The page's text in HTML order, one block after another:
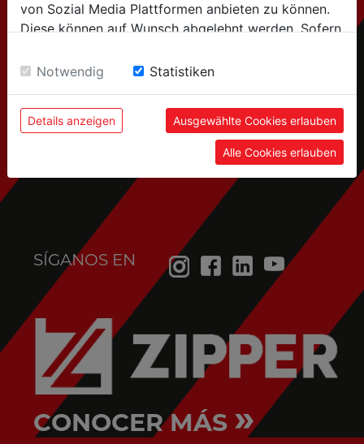
para consultas generales
(Información sobre productos, empresa,...):
Servicio postventa
(piezas de recambio, solicitudes de servicio,...):
SÍGANOS EN
CONOCER MÁS »
von Sozial Media Plattformen anbieten zu können.
Diese können auf Wunsch abgelehnt werden. Sofern
Einwilligung zu unseren Cookies.
Notwendig Statistiken
Details anzeigen Ausgewählte Cookies erlauben
Alle Cookies erlauben